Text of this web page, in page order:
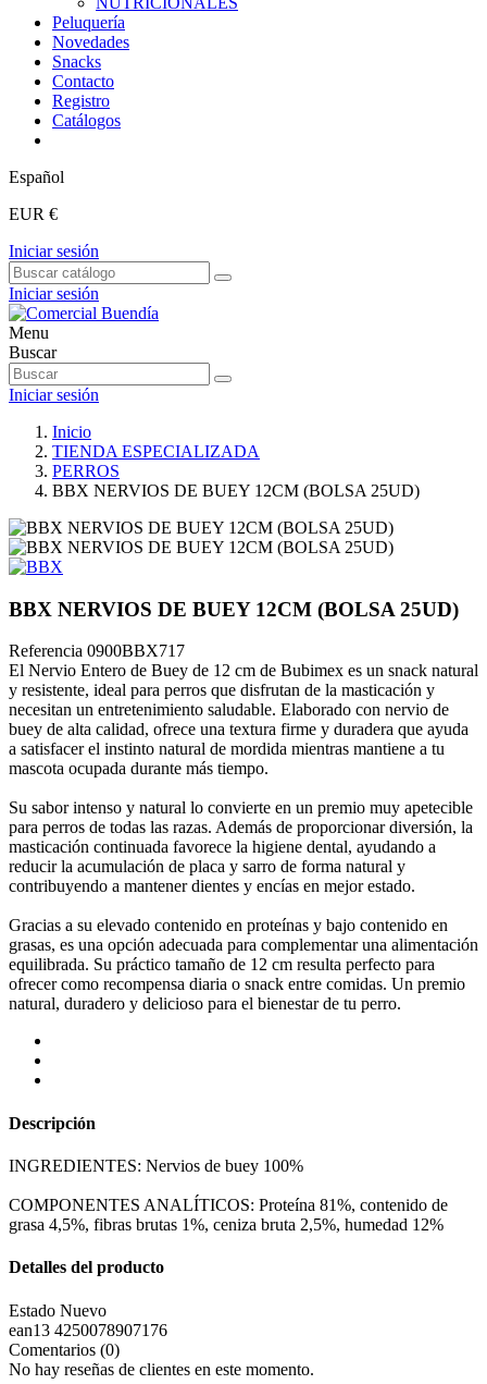
Peluquería
Novedades
Snacks
Contacto
Registro
Catálogos
Español
EUR €
Iniciar sesión
Iniciar sesión
Menu
Buscar
Iniciar sesión
Inicio
TIENDA ESPECIALIZADA
PERROS
BBX NERVIOS DE BUEY 12CM (BOLSA 25UD)
BBX NERVIOS DE BUEY 12CM (BOLSA 25UD)
Referencia 0900BBX717
El Nervio Entero de Buey de 12 cm de Bubimex es un snack natural
y resistente, ideal para perros que disfrutan de la masticación y
necesitan un entretenimiento saludable. Elaborado con nervio de
buey de alta calidad, ofrece una textura firme y duradera que ayuda
a satisfacer el instinto natural de mordida mientras mantiene a tu
mascota ocupada durante más tiempo.
Su sabor intenso y natural lo convierte en un premio muy apetecible
para perros de todas las razas. Además de proporcionar diversión, la
masticación continuada favorece la higiene dental, ayudando a
reducir la acumulación de placa y sarro de forma natural y
contribuyendo a mantener dientes y encías en mejor estado.
Gracias a su elevado contenido en proteínas y bajo contenido en
grasas, es una opción adecuada para complementar una alimentación
equilibrada. Su práctico tamaño de 12 cm resulta perfecto para
ofrecer como recompensa diaria o snack entre comidas. Un premio
natural, duradero y delicioso para el bienestar de tu perro.
Descripción
INGREDIENTES: Nervios de buey 100%
COMPONENTES ANALÍTICOS: Proteína 81%, contenido de
grasa 4,5%, fibras brutas 1%, ceniza bruta 2,5%, humedad 12%
Detalles del producto
Estado Nuevo
ean13 4250078907176
Comentarios (0)
No hay reseñas de clientes en este momento.